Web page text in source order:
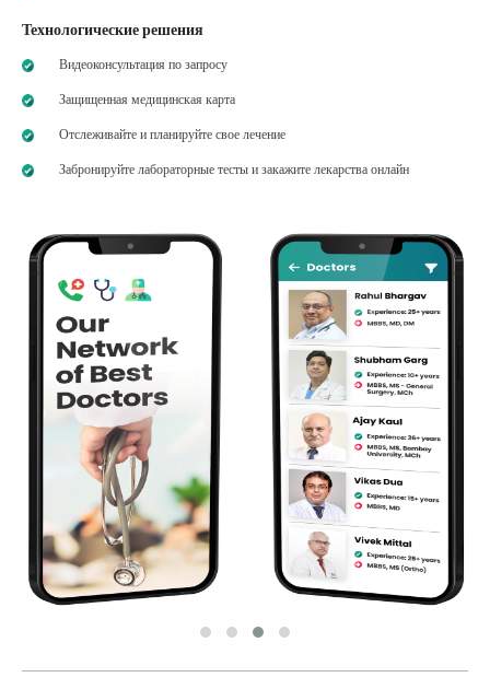
Технологические решения
Видеоконсультация по запросу
Защищенная медицинская карта
Отслеживайте и планируйте свое лечение
Забронируйте лабораторные тесты и закажите лекарства онлайн